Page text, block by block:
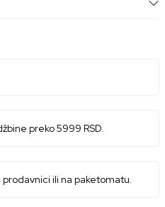
preko 5999 RSD.
ili na paketomatu.